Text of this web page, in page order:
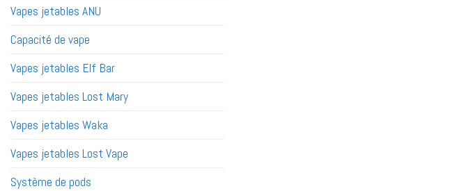
Vapes jetables ANU
Capacité de vape
Vapes jetables Elf Bar
Vapes jetables Lost Mary
Vapes jetables Waka
Vapes jetables Lost Vape
Système de pods